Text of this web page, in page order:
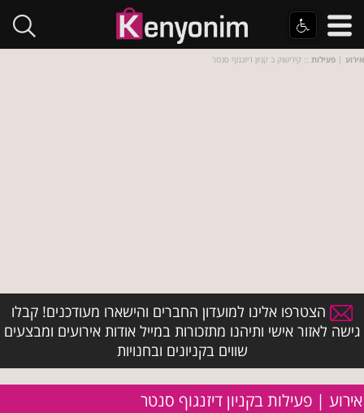
אירוע | פעילות :: קידישוק ב קניון דיזנגוף סנטר
הצטרפו אלינו למועדון החברים והישארו מעודכנים! קבלו
גישה לאזור אישי ותיהנו מתזכורות במייל אודות אירועים ומבצעים
שווים בקניונים ובחנויות
אירוע | פעילות בקניון דיזנגוף סנטר